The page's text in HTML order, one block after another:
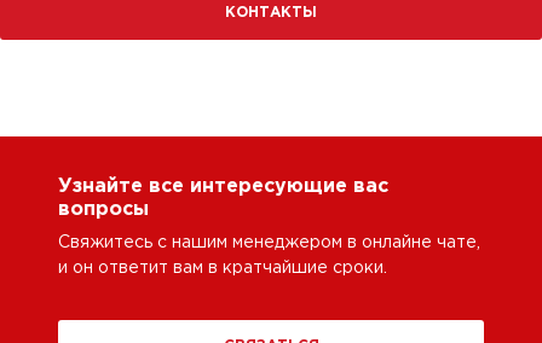
КОНТАКТЫ
Узнайте все интересующие вас
вопросы
Свяжитесь с нашим менеджером в онлайне чате,
и он ответит вам в кратчайшие сроки.